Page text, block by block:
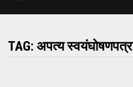
TAG: अपत्य